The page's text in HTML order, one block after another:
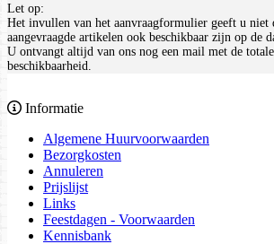
Let op:
Het invullen van het aanvraagformulier geeft u niet
aangevraagde artikelen ook beschikbaar zijn op de
U ontvangt altijd van ons nog een mail met de
beschikbaarheid.
Informatie
Algemene Huurvoorwaarden
Bezorgkosten
Annuleren
Prijslijst
Links
Feestdagen - Voorwaarden
Kennisbank